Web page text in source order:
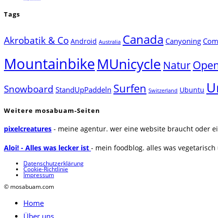
Tags
Akrobatik & Co Android Australia Canada Canyoning
MountainbikeMUnicycle Natur
Snowboard StandUpPaddeln Surfen Switzerland Ubuntu
Weitere mosabuam-Seiten
pixelcreatures - meine agentur. wer eine website braucht oder
Aloi! - Alles was lecker ist - mein foodblog. alles was
Datenschutzerklärung
Cookie-Richtlinie
Impressum
© mosabuam.com
Home
Über uns